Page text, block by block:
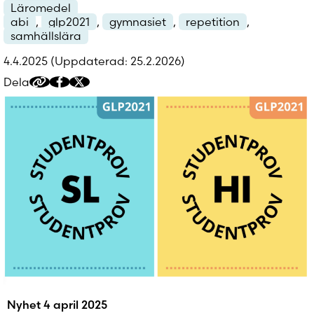
Logga in i webbshoppen
Läromedel
abi , glp2021 , gymnasiet , repetition ,
samhällslära
4.4.2025 (Uppdaterad: 25.2.2026)
Dela
Kopiera
delningslänk
Dela
Facebook
Dela
Twitter/X
Nyhet 4 april 2025